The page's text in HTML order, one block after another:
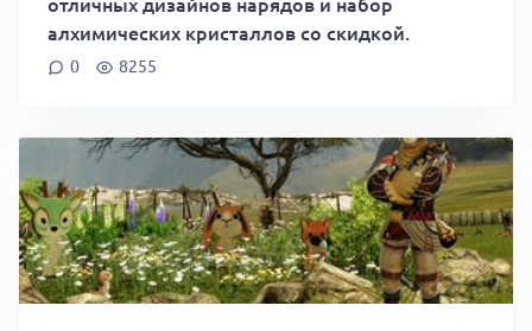
алхимических кристаллов со скидкой.
0 8255